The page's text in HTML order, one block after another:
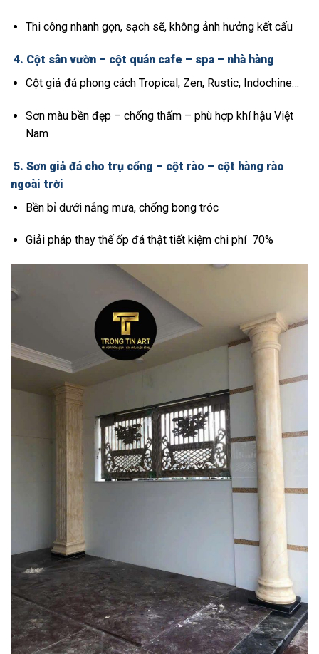
Thi công nhanh gọn, sạch sẽ, không ảnh hưởng kết cấu
4. Cột sân vườn – cột quán cafe – spa – nhà hàng
Cột giả đá phong cách Tropical, Zen, Rustic, Indochine…
Sơn màu bền đẹp – chống thấm – phù hợp khí hậu Việt
Nam
5. Sơn giả đá cho trụ cổng – cột rào – cột hàng rào
ngoài trời
Bền bỉ dưới nắng mưa, chống bong tróc
Giải pháp thay thế ốp đá thật tiết kiệm chi phí 70%